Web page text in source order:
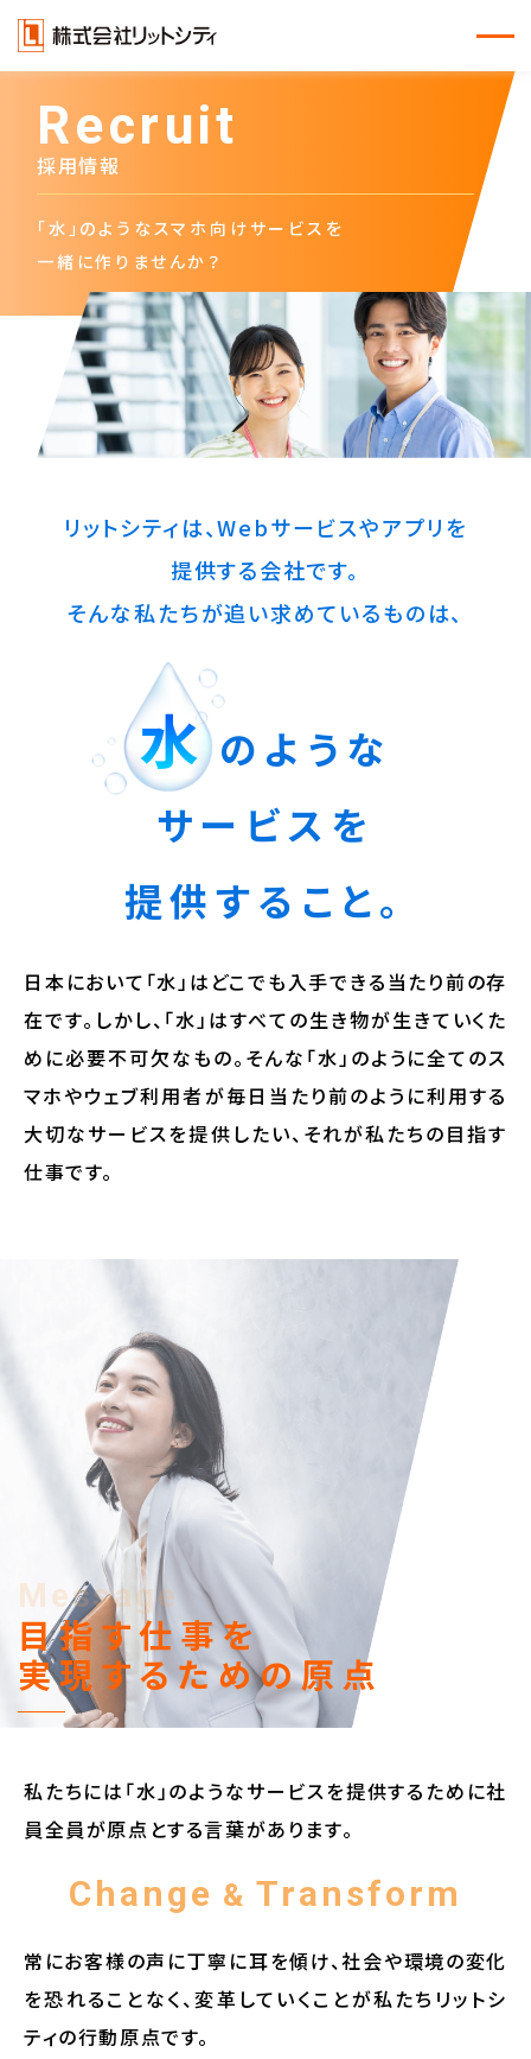
Recruit
採用情報
「水」のようなスマホ向けサービスを
一緒に作りませんか？
リットシティは、Webサービスやアプリを
提供する会社です。
そんな私たちが追い求めているものは、
水 のような
サービスを
提供すること。
日本において「水」はどこでも入手できる当たり前の存
在です。 しかし、「水」はすべての生き物が生きていくた
めに必要不可欠なもの。 そんな「水」のように全てのス
マホやウェブ利用者が毎日当たり前のように利用する
大切なサービスを提供したい、 それが私たちの目指す
仕事です。
Message
目指す仕事を
実現するための原点
私たちには「水」のようなサービスを提供するために社
員全員が原点とする言葉があります。
Change & Transform
常にお客様の声に丁寧に耳を傾け、社会や環境の変化
を恐れることなく、変革していくことが私たちリットシ
ティの行動原点です。